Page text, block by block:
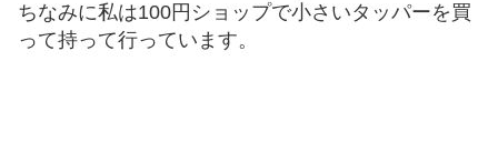
ちなみに私は100円ショップで小さいタッパーを買
って持って行っています。